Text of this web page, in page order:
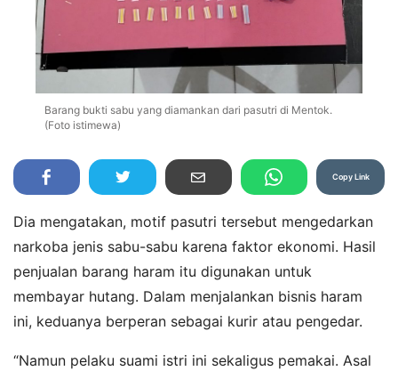
Barang bukti sabu yang diamankan dari pasutri di Mentok.
(Foto istimewa)
Copy Link
Dia mengatakan, motif pasutri tersebut mengedarkan
narkoba jenis sabu-sabu karena faktor ekonomi. Hasil
penjualan barang haram itu digunakan untuk
membayar hutang. Dalam menjalankan bisnis haram
ini, keduanya berperan sebagai kurir atau pengedar.
“Namun pelaku suami istri ini sekaligus pemakai. Asal